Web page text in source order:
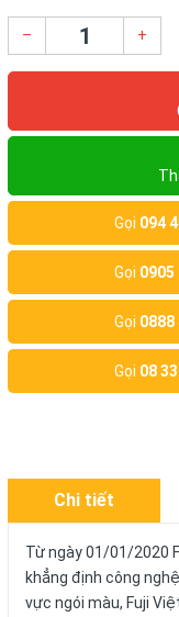
– +
Gọi 094
Gọi 0905
Gọi 0888
Gọi 08
Chi tiết
Từ ngày 01/01/2020
khẳng định công
vực ngói màu, Fuji